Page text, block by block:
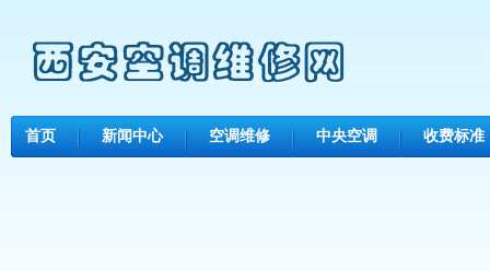
首页 新闻中心 空调维修 中央空调 收费标准